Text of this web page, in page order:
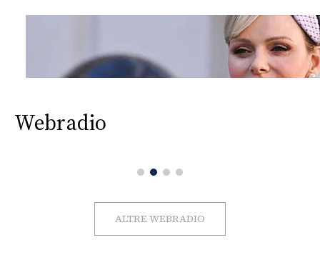
Webradio
ALTRE WEBRADIO